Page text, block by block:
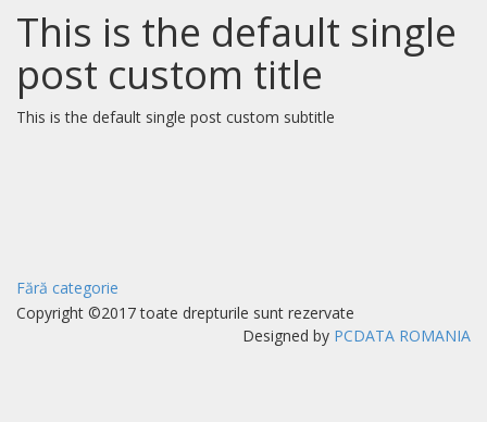
This is the default single
post custom title
This is the default single post custom subtitle
Fără categorie
Copyright ©2017 toate drepturile sunt rezervate
Designed by PCDATA ROMANIA